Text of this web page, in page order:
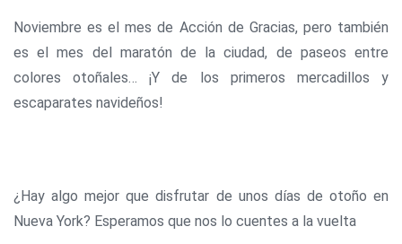
Noviembre es el mes de Acción de Gracias, pero también
es el mes del maratón de la ciudad, de paseos entre
colores otoñales… ¡Y de los primeros mercadillos y
escaparates navideños!
¿Hay algo mejor que disfrutar de unos días de otoño en
Nueva York? Esperamos que nos lo cuentes a la vuelta